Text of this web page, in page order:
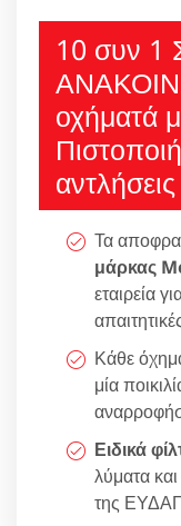
10 συν
οχήματά
Τα
μάρκας
εταιρεία
Κάθε
μία
Ειδικά
λύματα
της